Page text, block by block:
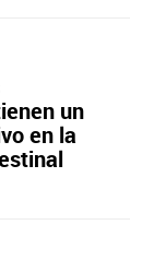
un
en la